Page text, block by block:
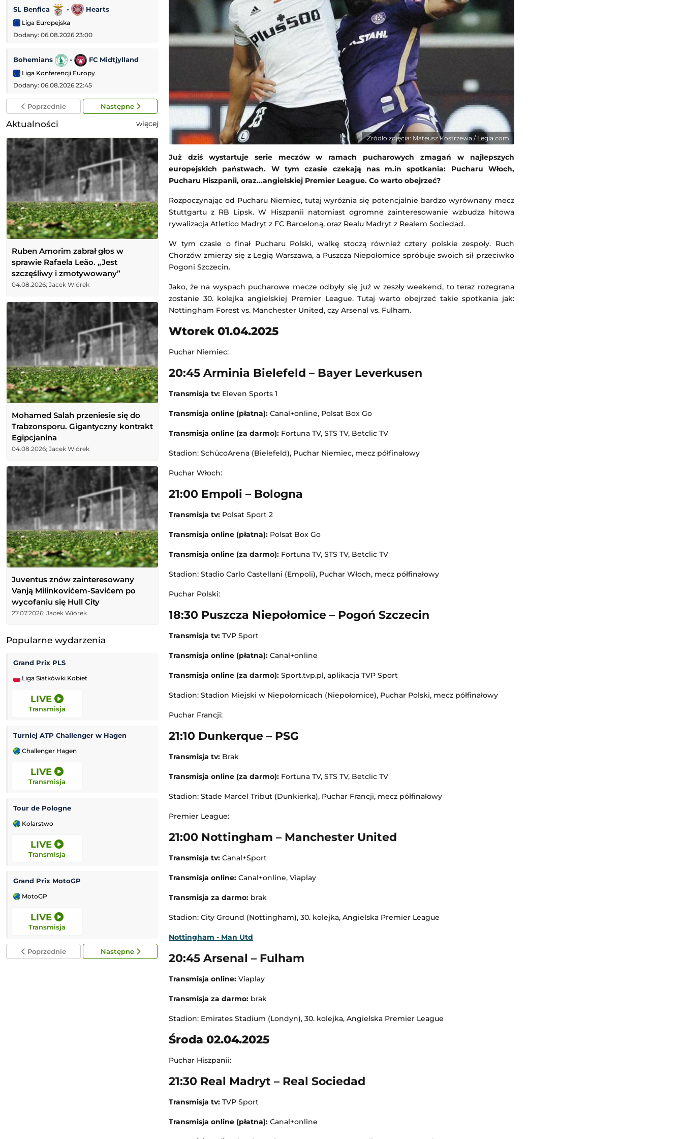
SL Benfica - Hearts
Liga Europejska
Dodany: 06.08.2026 23:00
Bohemians - FC Midtjylland
Liga Konferencji Europy
Dodany: 06.08.2026 22:45
SC Braga - Dinamo Mińsk
Liga Konferencji Europy
Dodany: 06.08.2026 22:30
Deportivo La Coruña
Twente Dunajska Streda
Liga Konferencji Europy
Dodany: 06.08.2026 22:00
PAOK Saloniki - Anderlecht
Liga Europejska
Dodany: 06.08.2026 21:45
Poprzednie Następne
Aktualności więcej
Ruben Amorim zabrał głos w
sprawie Rafaela Leão. „Jest
szczęśliwy i zmotywowany”
04.08.2026; Jacek Wiórek
Mohamed Salah przeniesie się do
Trabzonsporu. Gigantyczny kontrakt
Egipcjanina
04.08.2026; Jacek Wiórek
Juventus znów zainteresowany
Vanją Milinkovićem-Savićem po
wycofaniu się Hull City
27.07.2026; Jacek Wiórek
Popularne wydarzenia
Grand Prix PLS
Liga Siatkówki Kobiet
LIVE
Transmisja
Turniej ATP Challenger w Hagen
Challenger Hagen
LIVE
Transmisja
Tour de Pologne
Kolarstwo
LIVE
Transmisja
Grand Prix MotoGP
MotoGP
LIVE
Transmisja
Challenger Grodzisk Mazowiecki
LIVE
Kozerki Open
LIVE
Transmisja
LIVE
Transmisja
Verona - Cremonese
Mecz towarzyski
LIVE
Kolarstwo
LIVE
LIVE
Transmisja
LIVE
LIVE
Poprzednie Następne
Źródło zdjęcia: Mateusz Kostrzewa / Legia.com
Już dziś wystartuje serie meczów w ramach pucharowych zmagań w najlepszych
europejskich państwach. W tym czasie czekają nas m.in spotkania: Pucharu Włoch,
Pucharu Hiszpanii, oraz...angielskiej Premier League. Co warto obejrzeć?
Rozpoczynając od Pucharu Niemiec, tutaj wyróżnia się potencjalnie bardzo wyrównany mecz
Stuttgartu z RB Lipsk. W Hiszpanii natomiast ogromne zainteresowanie wzbudza hitowa
rywalizacja Atletico Madryt z FC Barceloną, oraz Realu Madryt z Realem Sociedad.
W tym czasie o finał Pucharu Polski, walkę stoczą również cztery polskie zespoły. Ruch
Chorzów zmierzy się z Legią Warszawa, a Puszcza Niepołomice spróbuje swoich sił przeciwko
Pogoni Szczecin.
Jako, że na wyspach pucharowe mecze odbyły się już w zeszły weekend, to teraz rozegrana
zostanie 30. kolejka angielskiej Premier League. Tutaj warto obejrzeć takie spotkania jak:
Nottingham Forest vs. Manchester United, czy Arsenal vs. Fulham.
Wtorek 01.04.2025
Puchar Niemiec:
20:45 Arminia Bielefeld – Bayer Leverkusen
Transmisja tv: Eleven Sports 1
Transmisja online (płatna): Canal+online, Polsat Box Go
Transmisja online (za darmo): Fortuna TV, STS TV, Betclic TV
Stadion: SchücoArena (Bielefeld), Puchar Niemiec, mecz półfinałowy
Puchar Włoch:
21:00 Empoli – Bologna
Transmisja tv: Polsat Sport 2
Transmisja online (płatna): Polsat Box Go
Transmisja online (za darmo): Fortuna TV, STS TV, Betclic TV
Stadion: Stadio Carlo Castellani (Empoli), Puchar Włoch, mecz półfinałowy
Puchar Polski:
18:30 Puszcza Niepołomice – Pogoń Szczecin
Transmisja tv: TVP Sport
Transmisja online (płatna): Canal+online
Transmisja online (za darmo): Sport.tvp.pl, aplikacja TVP Sport
Stadion: Stadion Miejski w Niepołomicach (Niepołomice), Puchar Polski, mecz półfinałowy
Puchar Francji:
21:10 Dunkerque – PSG
Transmisja tv: Brak
Transmisja online (za darmo): Fortuna TV, STS TV, Betclic TV
Stadion: Stade Marcel Tribut (Dunkierka), Puchar Francji, mecz półfinałowy
Premier League:
21:00 Nottingham – Manchester United
Transmisja tv: Canal+Sport
Transmisja online: Canal+online, Viaplay
Transmisja za darmo: brak
Stadion: City Ground (Nottingham), 30. kolejka, Angielska Premier League
Nottingham - Man Utd
20:45 Arsenal – Fulham
Transmisja online: Viaplay
Transmisja za darmo: brak
Stadion: Emirates Stadium (Londyn), 30. kolejka, Angielska Premier League
Środa 02.04.2025
Puchar Hiszpanii:
21:30 Real Madryt – Real Sociedad
Transmisja tv: TVP Sport
Transmisja online (płatna): Canal+online